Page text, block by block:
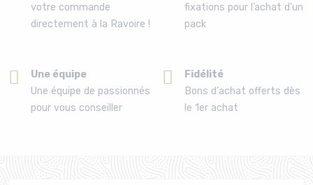
votre commande
directement à la Ravoire !
fixations pour l’achat d'un
pack
Une équipe
Une équipe de passionnés
pour vous conseiller
Fidélité
Bons d'achat offerts dès
le 1er achat